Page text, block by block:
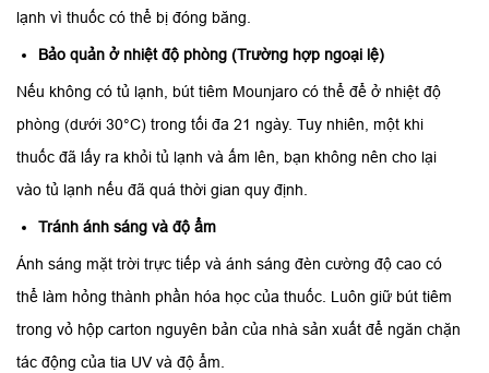
lạnh vì thuốc có thể bị đóng băng.
Bảo quản ở nhiệt độ phòng (Trường hợp ngoại lệ)
Nếu không có tủ lạnh, bút tiêm Mounjaro có thể để ở nhiệt độ
phòng (dưới 30°C) trong tối đa 21 ngày. Tuy nhiên, một khi
thuốc đã lấy ra khỏi tủ lạnh và ấm lên, bạn không nên cho lại
vào tủ lạnh nếu đã quá thời gian quy định.
Tránh ánh sáng và độ ẩm
Ánh sáng mặt trời trực tiếp và ánh sáng đèn cường độ cao có
thể làm hỏng thành phần hóa học của thuốc. Luôn giữ bút tiêm
trong vỏ hộp carton nguyên bản của nhà sản xuất để ngăn chặn
tác động của tia UV và độ ẩm.